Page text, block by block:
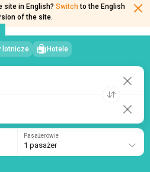
site in English? Switch to the English
of the site.
lotnicze Hotele
Pasażerowie
1 pasażer